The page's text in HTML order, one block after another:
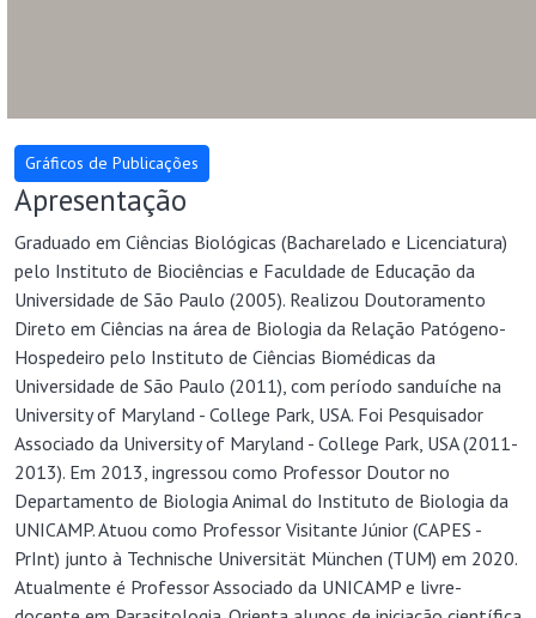
Graduado em Ciências Biológicas (Bacharelado e Licenciatura)
pelo Instituto de Biociências e Faculdade de Educação da
Universidade de São Paulo (2005). Realizou Doutoramento
Direto em Ciências na área de Biologia da Relação Patógeno-
Hospedeiro pelo Instituto de Ciências Biomédicas da
Universidade de São Paulo (2011), com período sanduíche na
University of Maryland - College Park, USA. Foi Pesquisador
Associado da University of Maryland - College Park, USA (2011-
2013). Em 2013, ingressou como Professor Doutor no
Departamento de Biologia Animal do Instituto de Biologia da
UNICAMP. Atuou como Professor Visitante Júnior (CAPES -
PrInt) junto à Technische Universität München (TUM) em 2020.
Atualmente é Professor Associado da UNICAMP e livre-
docente em Parasitologia. Orienta alunos de iniciação científica
e de pós-graduação nos programas de Biologia Animal e
Biologia Molecular e Morfofuncional do IB-UNICAMP. No